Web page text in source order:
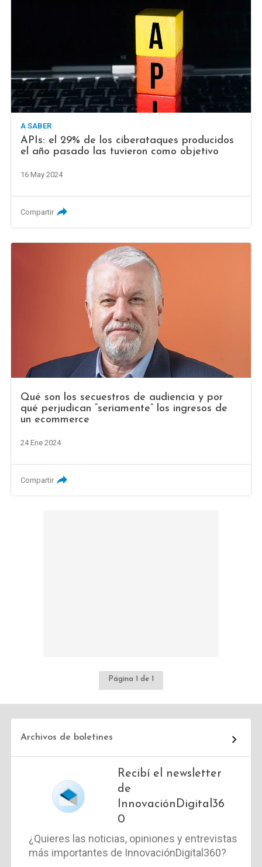
A SABER
APIs: el 29% de los ciberataques producidos
el año pasado las tuvieron como objetivo
16 May 2024
Compartir
Qué son los secuestros de audiencia y por
qué perjudican “seriamente” los ingresos de
un ecommerce
24 Ene 2024
Compartir
Página 1 de 1
Archivos de boletines
Recibí el newsletter
de
InnovaciónDigital36
0
¿Quieres las noticias, opiniones y entrevistas
más importantes de InnovaciónDigital360?